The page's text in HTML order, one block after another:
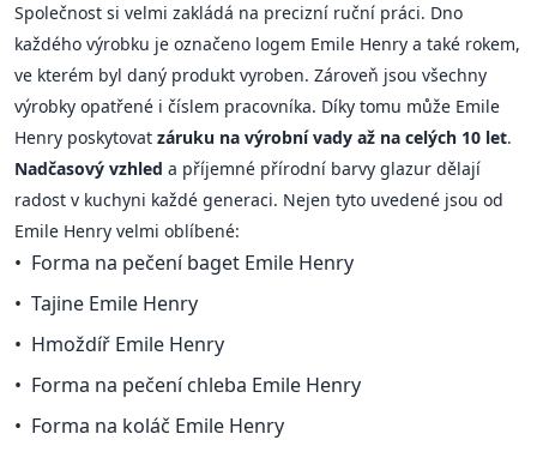
Společnost si velmi zakládá na precizní ruční práci. Dno
každého výrobku je označeno logem Emile Henry a také rokem,
ve kterém byl daný produkt vyroben. Zároveň jsou všechny
výrobky opatřené i číslem pracovníka. Díky tomu může Emile
Henry poskytovat záruku na výrobní vady až na celých 10 let.
Nadčasový vzhled a příjemné přírodní barvy glazur dělají
radost v kuchyni každé generaci. Nejen tyto uvedené jsou od
Emile Henry velmi oblíbené:
Forma na pečení baget Emile Henry
Tajine Emile Henry
Hmoždíř Emile Henry
Forma na pečení chleba Emile Henry
Forma na koláč Emile Henry